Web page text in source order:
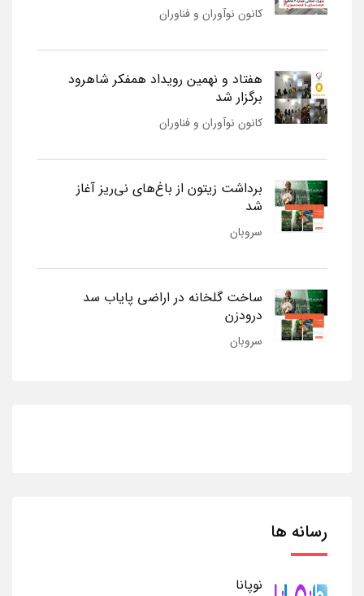
کانون نوآوران و فناوران
هفتاد و نهمین رویداد همفکر شاهرود
برگزار شد
کانون نوآوران و فناوران
برداشت زیتون از باغ‌های نی‌ریز آغاز
شد
سروبان
ساخت گلخانه در اراضی پایاب سد
درودزن
سروبان
رسانه ها
نوپانا